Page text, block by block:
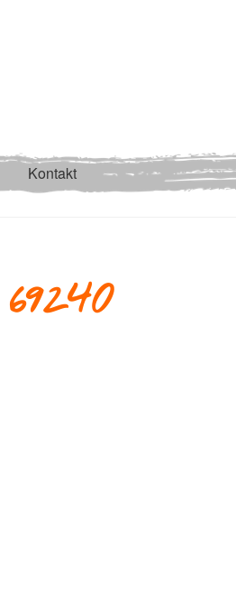
Kontakt
69240